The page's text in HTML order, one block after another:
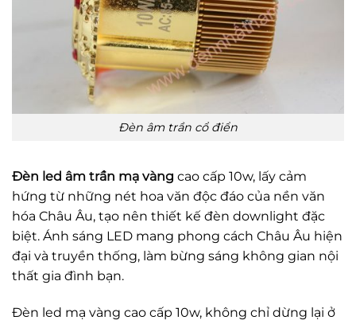
Đèn âm trần cổ điển
Đèn led âm trần mạ vàng cao cấp 10w, lấy cảm
hứng từ những nét hoa văn độc đáo của nền văn
hóa Châu Âu, tạo nên thiết kế đèn downlight đặc
biệt. Ánh sáng LED mang phong cách Châu Âu hiện
đại và truyền thống, làm bừng sáng không gian nội
thất gia đình bạn.
Đèn led mạ vàng cao cấp 10w, không chỉ dừng lại ở